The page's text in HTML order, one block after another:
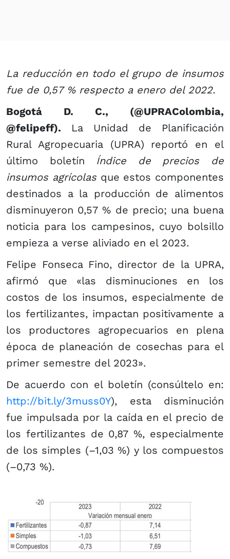
La reducción en todo el grupo de insumos
fue de 0,57 % respecto a enero del 2022.
​Bogotá D. C., (@UPRAColombia,
@felipeff). La Unidad de Planificación
Rural Agropecuaria (UPRA) reportó en el
último boletín Índice de precios de
insumos agrícolasque estos componentes
destinados a la producción de alimentos
disminuyeron 0,57 % de precio; una buena
noticia para los campesinos, cuyo bolsillo
empieza a verse aliviado en el 2023.
Felipe Fonseca Fino, director de la UPRA,
afirmó que «las disminuciones en los
costos de los insumos, especialmente de
los fertilizantes, impactan positivamente a
los productores agropecuarios en plena
época de planeación de cosechas para el
primer semestre del 2023».
De acuerdo con el boletín (consúltelo en:
http://bit.ly/3muss0Y), esta disminución
fue impulsada por la caída en el precio de
los fertilizantes de 0,87 %, especialmente
de los simples (–1,03 %) y los compuestos
(–0,73 %).